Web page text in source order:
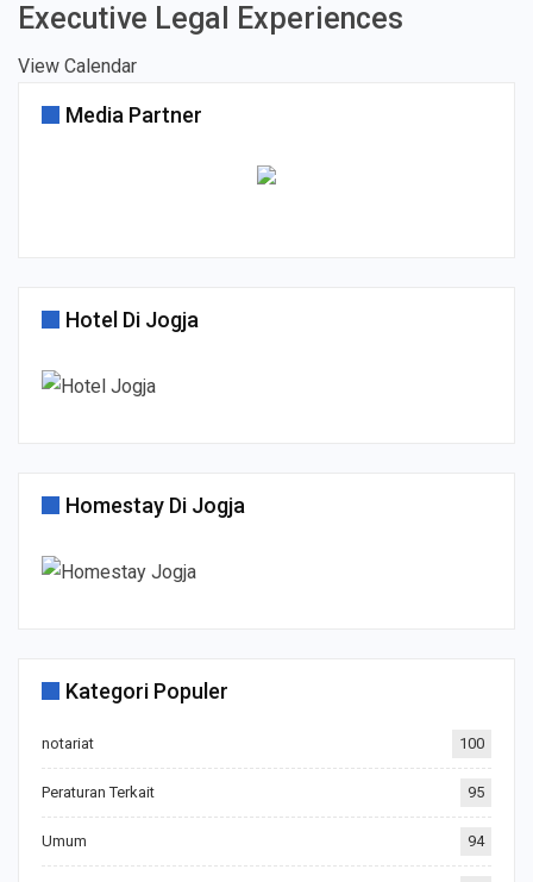
Executive Legal Experiences
View Calendar
Media Partner
Hotel Di Jogja
Homestay Di Jogja
Kategori Populer
notariat 100
Peraturan Terkait 95
Umum 94